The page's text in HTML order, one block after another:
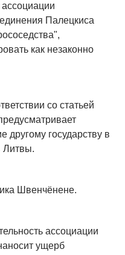
Палецкиса
как незаконно
со статьей
другому государству в
Литвы.
Швенчёнене.
ассоциации
ущерб